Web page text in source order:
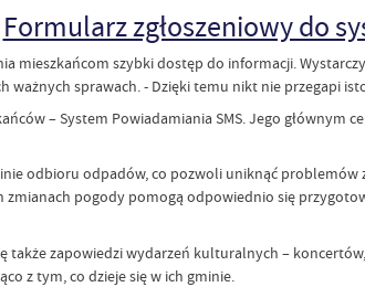
Formularz zgłoszeniowy do
mieszkańcom szybki dostęp do informacji.
sprawach. - Dzięki temu nikt nie przegapi
– System Powiadamiania SMS. Jego głównym
odbioru odpadów, co pozwoli uniknąć problemów
pogody pomogą odpowiednio się
także zapowiedzi wydarzeń kulturalnych –
z tym, co dzieje się w ich gminie.